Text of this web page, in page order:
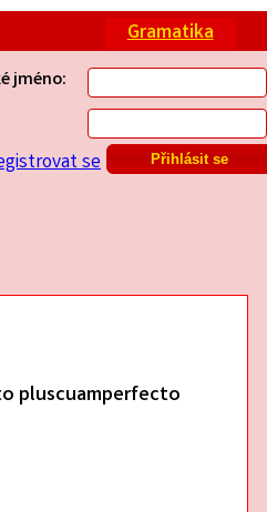
Gramatika
jméno:
se
pluscuamperfecto